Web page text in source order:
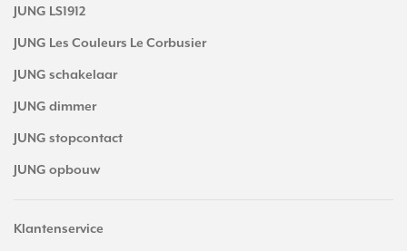
JUNG LS1912
JUNG Les Couleurs Le Corbusier
JUNG schakelaar
JUNG dimmer
JUNG stopcontact
JUNG opbouw
Klantenservice